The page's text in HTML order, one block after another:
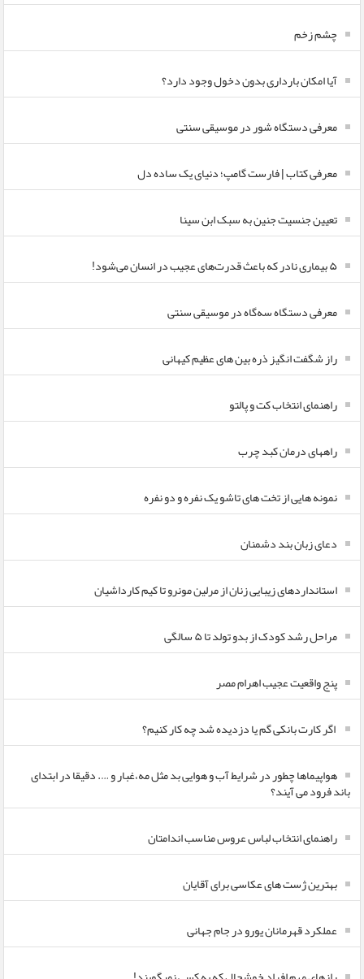
چشم زخم
آیا امکان بارداری بدون دخول وجود دارد؟
معرفی دستگاه شور در موسیقی سنتی
معرفی کتاب | فارست گامپ؛ دنیای یک ساده دل
تعیین جنسیت جنین به سبک ابن سینا
۵ بیماری نادر که باعث قدرت‌های عجیب در انسان می‌شود!
معرفی دستگاه سه‌گاه در موسیقی سنتی
راز شگفت انگیز ذره بین های عظیم کیهانی
راهنمای انتخاب کت و پالتو
راههای درمان کبد چرب
نمونه هایی از تخت های تاشو یک نفره و دو نفره
دعای زبان بند دشمنان
استانداردهای زیبایی زنان از مرلین مونرو تا کیم کارداشیان
مراحل رشد کودک از بدو تولد تا ۵ سالگی
پنج واقعیت عجیب اهرام مصر
اگر کارت بانکی گم یا دزدیده شد چه کار کنیم؟
هواپیماها چطور در شرایط آب و هوایی بد مثل مه،غبار و …. دقیقا در ابتدای
باند فرود می آیند؟
راهنمای انتخاب لباس عروس مناسب اندامتان
بهترین ژست های عکاسی برای آقایان
عملکرد قهرمانان یورو در جام جهانی